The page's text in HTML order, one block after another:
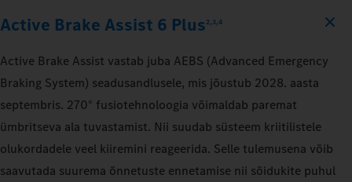
Active Brake Assist 6 Plus2,3,4
Active Brake Assist vastab juba AEBS (Advanced Emergency
Braking System) seadusandlusele, mis jõustub 2028. aasta
septembris. 270° fusiotehnoloogia võimaldab paremat
ümbritseva ala tuvastamist. Nii suudab süsteem kriitilistele
olukordadele veel kiiremini reageerida. Selle tulemusena võib
saavutada suurema õnnetuste ennetamise nii sõidukite puhul